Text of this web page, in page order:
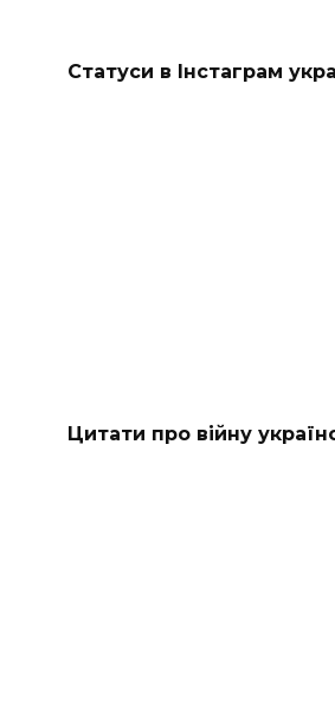
Статуси в Інстаграм
Цитати про війну